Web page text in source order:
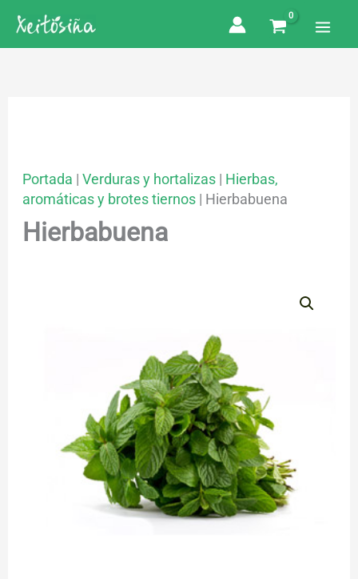
Portada | Verduras y hortalizas| Hierbas,
aromáticas y brotes tiernos| Hierbabuena
Hierbabuena